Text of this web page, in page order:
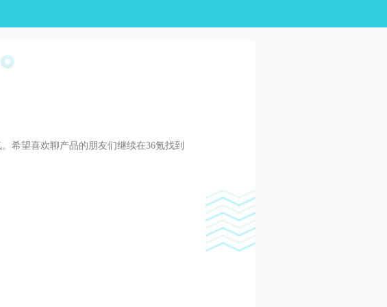
希望喜欢聊产品的朋友们继续在36氪找到